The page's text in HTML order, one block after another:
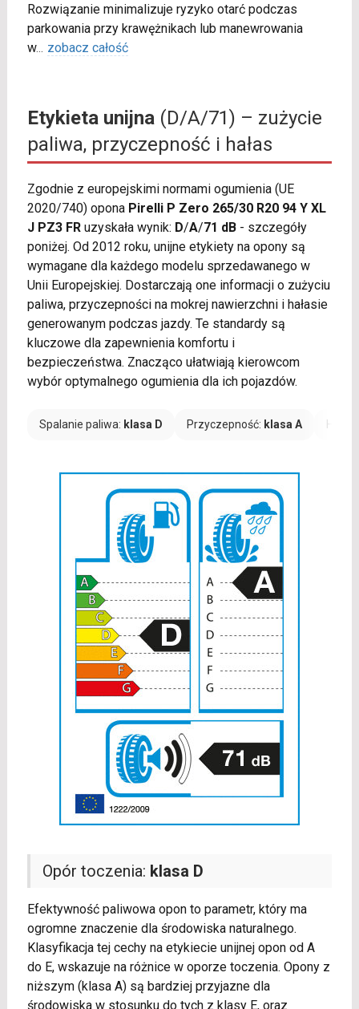
Rozwiązanie minimalizuje ryzyko otarć podczas
parkowania przy krawężnikach lub manewrowania
w... zobacz całość
Etykieta unijna(D/A/71) – zużycie
paliwa, przyczepność i hałas
Zgodnie z europejskimi normami ogumienia (UE
2020/740) opona Pirelli P Zero 265/30 R20 94 Y XL
J PZ3 FRuzyskała wynik: D/A/71 dB- szczegóły
poniżej. Od 2012 roku, unijne etykiety na opony są
wymagane dla każdego modelu sprzedawanego w
Unii Europejskiej. Dostarczają one informacji o zużyciu
paliwa, przyczepności na mokrej nawierzchni i hałasie
generowanym podczas jazdy. Te standardy są
kluczowe dla zapewnienia komfortu i
bezpieczeństwa. Znacząco ułatwiają kierowcom
wybór optymalnego ogumienia dla ich pojazdów.
Spalanie paliwa: klasa D Przyczepność: klasa A
Opór toczenia: klasa D
Efektywność paliwowa opon to parametr, który ma
ogromne znaczenie dla środowiska naturalnego.
Klasyfikacja tej cechy na etykiecie unijnej opon od A
do E, wskazuje na różnice w oporze toczenia. Opony z
niższym (klasa A) są bardziej przyjazne dla
środowiska w stosunku do tych z klasy E, oraz